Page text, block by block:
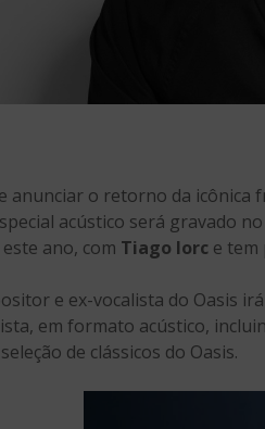
anunciar o retorno da icônica
acústico será gravado
ano, com Tiago Iorc e tem
e ex-vocalista do Oasis
em formato acústico,
de clássicos do Oasis.